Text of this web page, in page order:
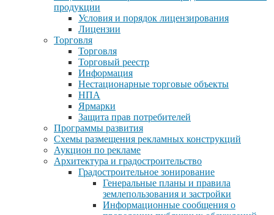
продукции
Условия и порядок лицензирования
Лицензии
Торговля
Торговля
Торговый реестр
Информация
Нестационарные торговые объекты
НПА
Ярмарки
Защита прав потребителей
Программы развития
Схемы размещения рекламных конструкций
Аукцион по рекламе
Архитектура и градостроительство
Градостроительное зонирование
Генеральные планы и правила
землепользования и застройки
Информационные сообщения о